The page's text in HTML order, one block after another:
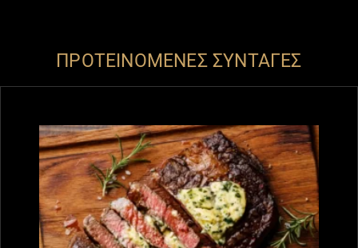
ΠΡΟΤΕΙΝΟΜΕΝΕΣ ΣΥΝΤΑΓΕΣ